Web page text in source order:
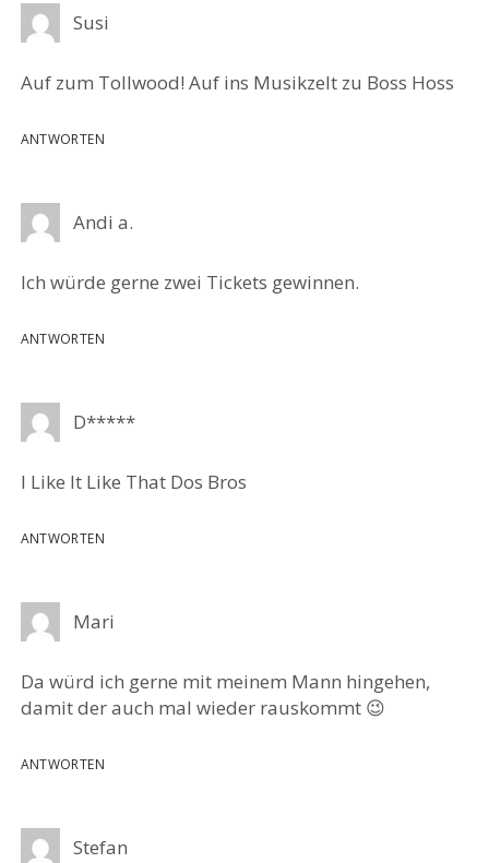
Susi
Auf zum Tollwood! Auf ins Musikzelt zu Boss Hoss
ANTWORTEN
Andi a.
Ich würde gerne zwei Tickets gewinnen.
ANTWORTEN
D*****
I Like It Like That Dos Bros
ANTWORTEN
Mari
Da würd ich gerne mit meinem Mann hingehen,
damit der auch mal wieder rauskommt 😉
ANTWORTEN
Stefan